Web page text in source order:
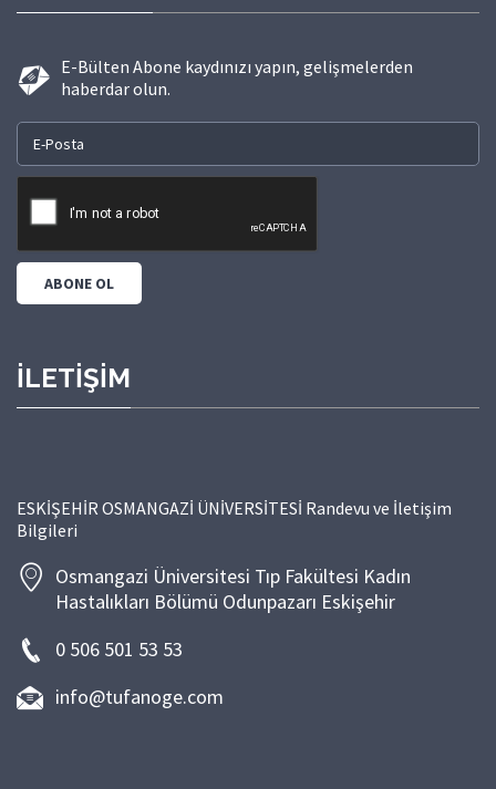
E-Bülten Abone kaydınızı yapın, gelişmelerden
haberdar olun.
İLETİŞİM
ESKİŞEHİR OSMANGAZİ ÜNİVERSİTESİ Randevu ve İletişim
Bilgileri
Osmangazi Üniversitesi Tıp Fakültesi Kadın
Hastalıkları Bölümü Odunpazarı Eskişehir
0 506 501 53 53
info@tufanoge.com